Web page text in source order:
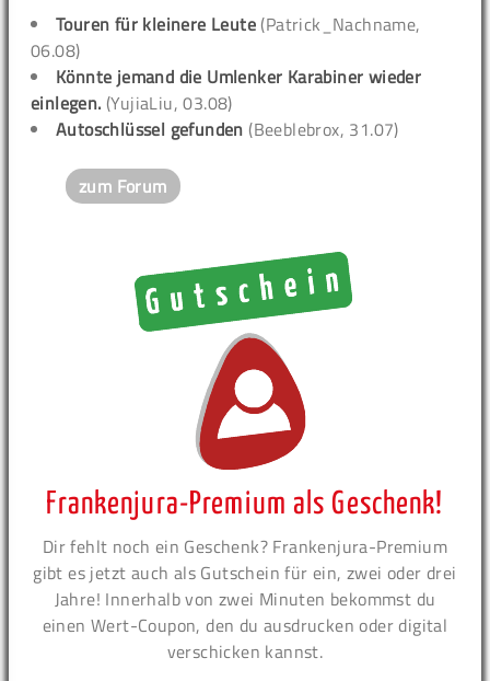
Touren für kleinere Leute (Patrick_Nachname,
06.08)
Könnte jemand die Umlenker Karabiner wieder
einlegen. (YujiaLiu, 03.08)
Autoschlüssel gefunden (Beeblebrox, 31.07)
zum Forum
Frankenjura-Premium als Geschenk!
Dir fehlt noch ein Geschenk? Frankenjura-Premium
gibt es jetzt auch als Gutschein für ein, zwei oder drei
Jahre! Innerhalb von zwei Minuten bekommst du
einen Wert-Coupon, den du ausdrucken oder digital
verschicken kannst.